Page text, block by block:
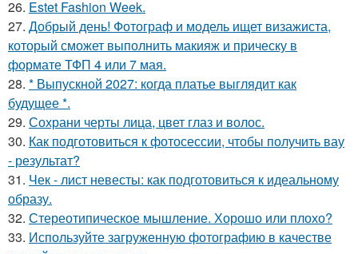
26. Estet Fashion Week.
27. Добрый день! Фотограф и модель ищет визажиста,
который сможет выполнить макияж и прическу в
формате ТФП 4 или 7 мая.
28. * Выпускной 2027: когда платье выглядит как
будущее *.
29. Сохрани черты лица, цвет глаз и волос.
30. Как подготовиться к фотосессии, чтобы получить вау
- результат?
31. Чек - лист невесты: как подготовиться к идеальному
образу.
32. Стереотипическое мышление. Хорошо или плохо?
33. Используйте загруженную фотографию в качестве